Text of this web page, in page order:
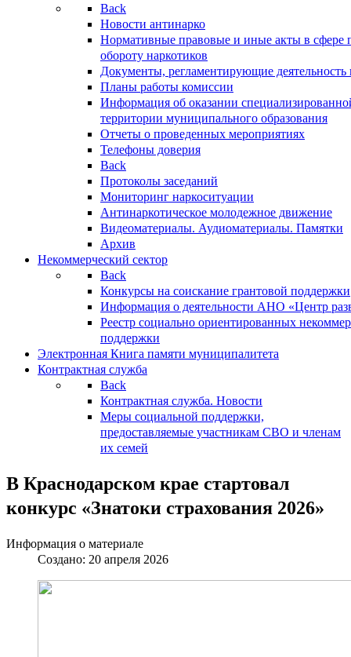
Back
Новости антинарко
Нормативные правовые и иные акты в сфере
обороту наркотиков
Документы, регламентирующие деятельность
Планы работы комиссии
Информация об оказании
территории муниципального образования
Отчеты о проведенных мероприятиях
Телефоны доверия
Back
Протоколы заседаний
Мониторинг наркоситуации
Антинаркотическое молодежное движение
Видеоматериалы. Аудиоматериалы. Памятки
Архив
Некоммерческий сектор
Back
Конкурсы на соискание грантовой поддержки
Информация о деятельности АНО «Центр
Реестр социально ориентированных
поддержки
Электронная Книга памяти муниципалитета
Контрактная служба
Back
Контрактная служба. Новости
Меры социальной поддержки,
предоставляемые участникам СВО и членам
их семей
В Краснодарском крае стартовал
конкурс «Знатоки cтрахования 2026»
Информация о материале
Создано: 20 апреля 2026